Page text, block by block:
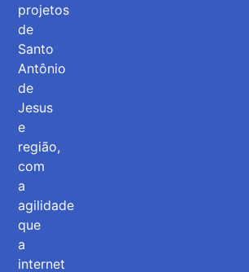
projetos
de
Santo
Antônio
de
Jesus
e
região,
com
a
agilidade
que
a
internet